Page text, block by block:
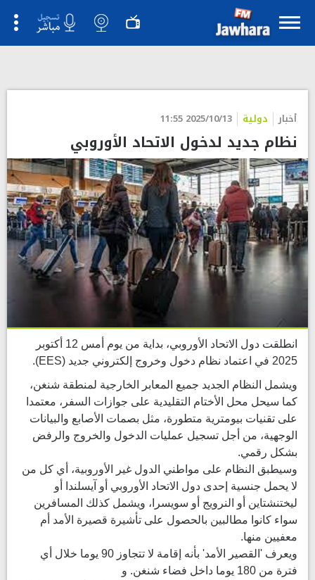
أخبار دولية 2025/10/13 11:55
نظام جديد لدخول الاتحاد الأوروبي
انطلقت دول الاتحاد الأوروبي، بداية من يوم أمس 12 أكتوبر
2025 في اعتماد نظام دخول وخروج إلكتروني جديد (EES).
ويشمل النظام الجديد جميع المعابر الخارجية لمنطقة شنغن،
كما سيحل محل الأختام التقليدية على جوازات السفر، معتمدا
على تقنيات بيومترية متطورة، مثل بصمات الأصابع والبيانات
الوجهية، من أجل تسجيل عمليات الدخول والخروج والرفض
بشكل رقمي.
وسيطبق النظام على مواطني الدول غير الأوروبية، أي كل من
لا يحمل جنسية إحدى دول الاتحاد الأوروبي أو آيسلندا أو
ليختنشتاين أو النرويج أو سويسرا، ويشمل كذلك المسافرين
سواء كانوا مطالبين بالحصول على تأشيرة قصيرة الأمد أم
معفيين منها.
ويعرف 'القصير الأمد' بأنه إقامة لا تتجاوز 90 يوما خلال أي
فترة من 180 يوما داخل فضاء شنغن. و